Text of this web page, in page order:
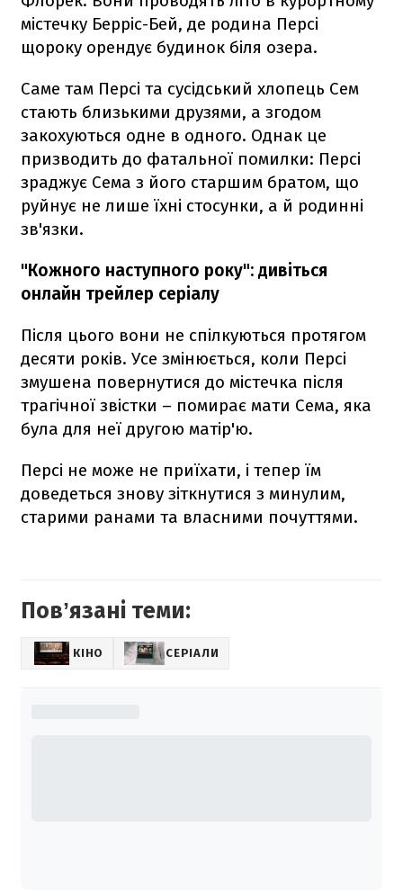
містечку Берріс-Бей, де родина Персі
щороку орендує будинок біля озера.
Саме там Персі та сусідський хлопець Сем
стають близькими друзями, а згодом
закохуються одне в одного. Однак це
призводить до фатальної помилки: Персі
зраджує Сема з його старшим братом, що
руйнує не лише їхні стосунки, а й родинні
зв'язки.
"Кожного наступного року": дивіться
онлайн трейлер серіалу
Після цього вони не спілкуються протягом
десяти років. Усе змінюється, коли Персі
змушена повернутися до містечка після
трагічної звістки – помирає мати Сема, яка
була для неї другою матір'ю.
Персі не може не приїхати, і тепер їм
доведеться знову зіткнутися з минулим,
старими ранами та власними почуттями.
Повʼязані теми:
КІНО СЕРІАЛИ